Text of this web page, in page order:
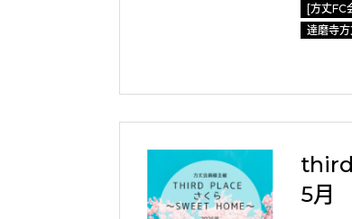
[方丈FC
達磨寺方
third
5月